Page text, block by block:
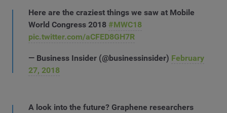
Here are the craziest things we saw at Mobile
World Congress 2018 #MWC18
pic.twitter.com/aCFED8GH7R
— Business Insider (@businessinsider) February
27, 2018
A look into the future? Graphene researchers